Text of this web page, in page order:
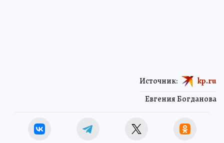
Евгения Богданова
Источник: kp.ru